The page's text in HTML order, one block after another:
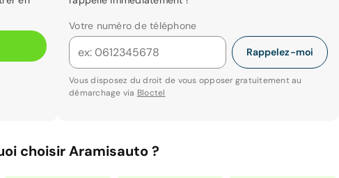
Votre numéro de téléphone
Rappelez-moi
Vous disposez du droit de vous opposer gratuitement au
démarchage via Bloctel
choisir Aramisauto ?